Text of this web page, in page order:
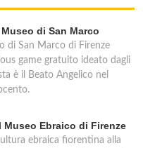
di San Marco
di San Marco di Firenze
game gratuito ideato dagli
è il Beato Angelico nel
Ebraico di Firenze
ebraica fiorentina alla